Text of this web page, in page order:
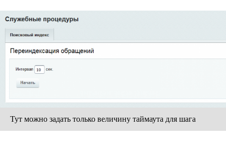
Тут можно задать только величину таймаута для шага